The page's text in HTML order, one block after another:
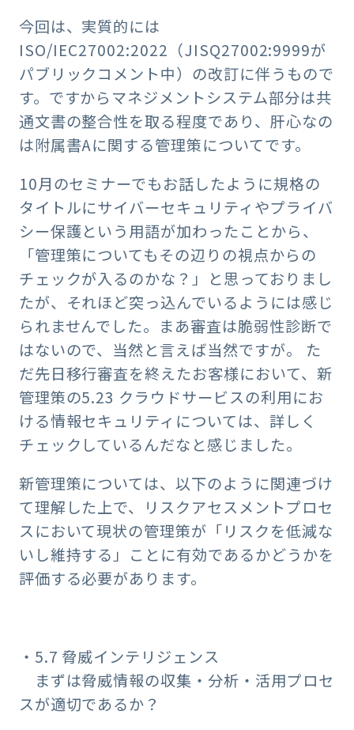
今回は、実質的には
ISO/IEC27002:2022（JISQ27002:9999が
パブリックコメント中）の改訂に伴うもので
す。ですからマネジメントシステム部分は共
通文書の整合性を取る程度であり、肝心なの
は附属書Aに関する管理策についてです。
10月のセミナーでもお話したように規格の
タイトルにサイバーセキュリティやプライバ
シー保護という用語が加わったことから、
「管理策についてもその辺りの視点からの
チェックが入るのかな？」と思っておりまし
たが、それほど突っ込んでいるようには感じ
られませんでした。まあ審査は脆弱性診断で
はないので、当然と言えば当然ですが。 た
だ先日移行審査を終えたお客様において、新
管理策の5.23 クラウドサービスの利用にお
ける情報セキュリティについては、詳しく
チェックしているんだなと感じました。
新管理策については、以下のように関連づけ
て理解した上で、リスクアセスメントプロセ
スにおいて現状の管理策が「リスクを低減な
いし維持する」ことに有効であるかどうかを
評価する必要があります。
・5.7 脅威インテリジェンス
まずは脅威情報の収集・分析・活用プロセ
スが適切であるか？